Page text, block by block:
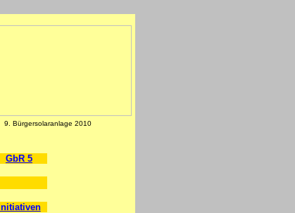
9. Bürgersolaranlage 2010
GbR 5
Initiativen